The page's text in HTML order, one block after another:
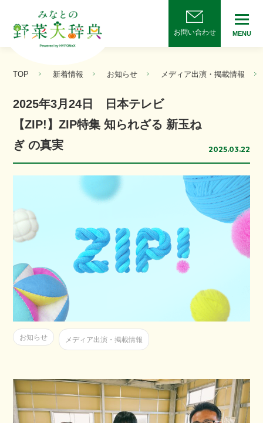
お問い合わせ MENU
TOP 新着情報 お知らせ メディア出演・掲載情報
2025年3月24日 日本テレビ
【ZIP!】ZIP特集 知られざる 新玉ね
ぎ の真実
2025.03.22
お知らせ メディア出演・掲載情報